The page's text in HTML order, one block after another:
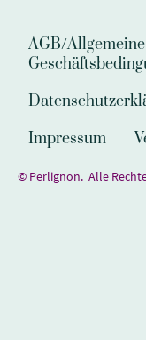
AGB/Allgemeine
Impressum
© Perlignon. Alle